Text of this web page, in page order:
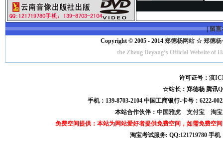
|留言
Copyright © 2005 - 2014 郑德杨网站 ☆ 郑德杨
the Zheng Deyang’s Official Website
许可证号：滇
☆站长：郑德杨 腾讯
手机：139-8703-2104 中国工商银行-卡号：6222-
本站合作伙伴： 中国雅虎 支付宝
淘
免费空间提供：本站为网站爱好者提供免费空间，如需免费空
淘宝考试服务: QQ:121719780 手